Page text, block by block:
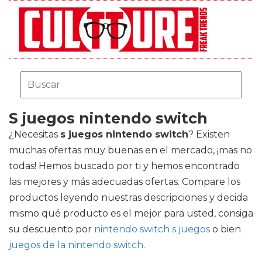
S juegos nintendo switch
¿Necesitas s juegos nintendo switch? Existen
muchas ofertas muy buenas en el mercado, ¡mas no
todas! Hemos buscado por ti y hemos encontrado
las mejores y más adecuadas ofertas. Compare los
productos leyendo nuestras descripciones y decida
mismo qué producto es el mejor para usted, consiga
su descuento por nintendo switch s juegos o bien
juegos de la nintendo switch.